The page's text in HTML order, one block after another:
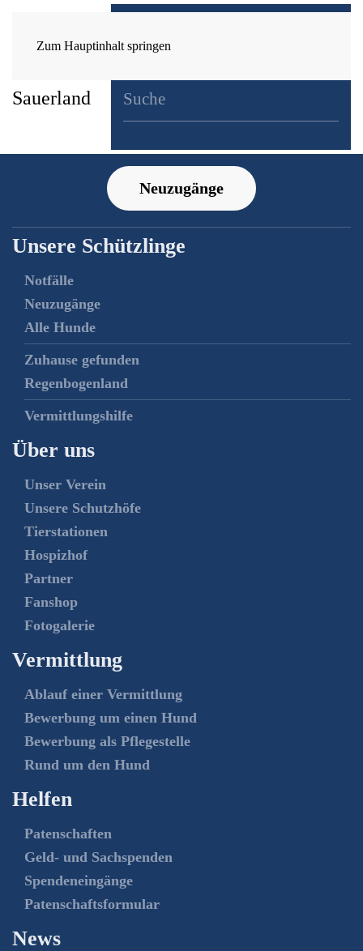
Zum Hauptinhalt springen
Neuzugänge
Unsere Schützlinge
Notfälle
Neuzugänge
Alle Hunde
Zuhause gefunden
Regenbogenland
Vermittlungshilfe
Über uns
Unser Verein
Unsere Schutzhöfe
Tierstationen
Hospizhof
Partner
Fanshop
Fotogalerie
Vermittlung
Ablauf einer Vermittlung
Bewerbung um einen Hund
Bewerbung als Pflegestelle
Rund um den Hund
Helfen
Patenschaften
Geld- und Sachspenden
Spendeneingänge
Patenschaftsformular
News